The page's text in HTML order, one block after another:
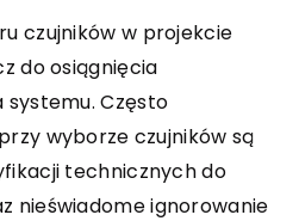
czujników w projekcie
do osiągnięcia
systemu. Często
wyborze czujników są
technicznych do
nieświadome ignorowanie